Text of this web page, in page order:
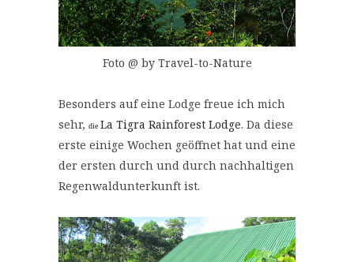
Foto @ by Travel-to-Nature
Besonders auf eine Lodge freue ich mich
sehr, die La Tigra Rainforest Lodge. Da diese
erste einige Wochen geöffnet hat und eine
der ersten durch und durch nachhaltigen
Regenwaldunterkunft ist.